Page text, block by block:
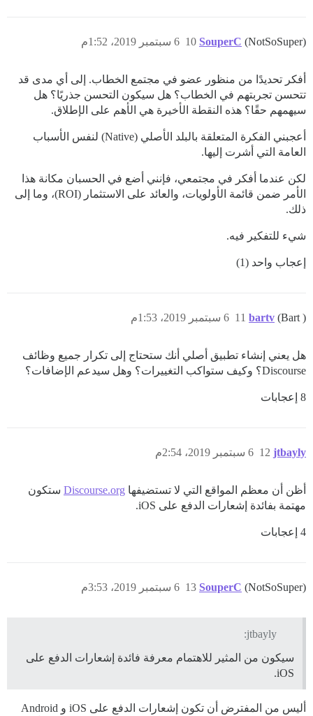
SouperC (NotSoSuper) 6 سبتمبر 2019، 1:52م 10
أفكر تحديدًا من منظور عضو في مجتمع الخطاب. إلى أي مدى قد
تتحسن تجربتهم في الخطاب؟ هل سيكون التحسن جذريًا؟ هل
سيهمهم حقًا؟ هذه النقطة الأخيرة هي الأهم على الإطلاق.
أعجبني الفكرة المتعلقة بالبلد الأصلي (Native) لنفس الأسباب
العامة التي أشرت إليها.
لكن عندما أفكر في مجتمعي، فإنني أضع في الحسبان مكانة هذا
الأمر ضمن قائمة الأولويات، والعائد على الاستثمار (ROI)، وما إلى
ذلك.
شيء للتفكير فيه.
إعجاب واحد (1)
bartv (Bart ) 6 سبتمبر 2019، 1:53م 11
هل يعني إنشاء تطبيق أصلي أنك ستحتاج إلى تكرار جميع وظائف
Discourse؟ وكيف ستواكب التغييرات؟ وهل سيدعم الإضافات؟
8 إعجابات
jtbayly 6 سبتمبر 2019، 2:54م 12
أظن أن معظم المواقع التي لا تستضيفها Discourse.org ستكون
مهتمة بفائدة إشعارات الدفع على iOS.
4 إعجابات
SouperC (NotSoSuper) 6 سبتمبر 2019، 3:53م 13
jtbayly:
سيكون من المثير للاهتمام معرفة فائدة إشعارات الدفع على
iOS.
أليس من المفترض أن تكون إشعارات الدفع على iOS و Android